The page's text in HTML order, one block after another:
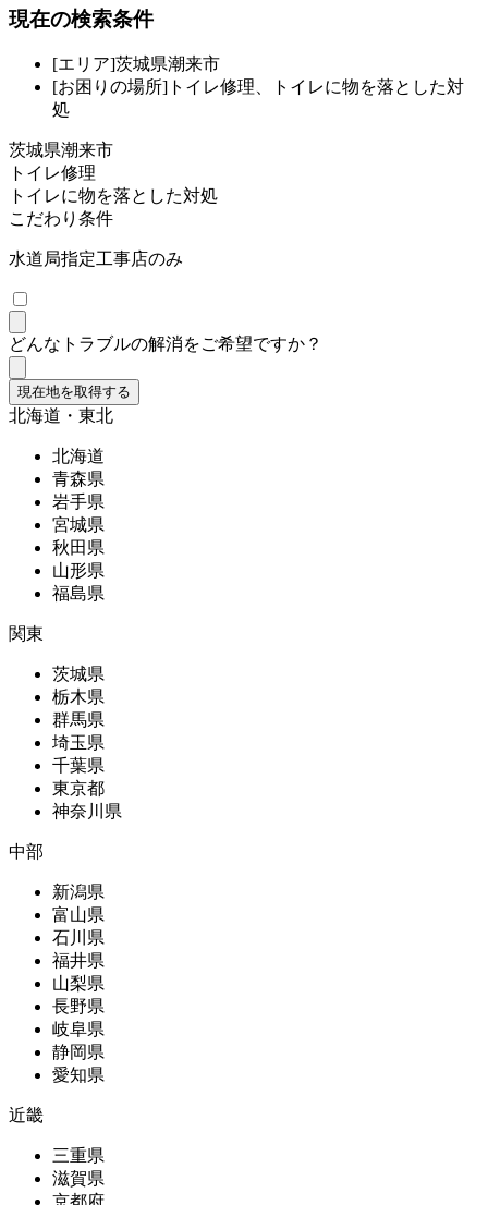
現在の検索条件
[エリア]茨城県潮来市
[お困りの場所]トイレ修理、トイレに物を落とした対
処
茨城県潮来市
トイレ修理
トイレに物を落とした対処
こだわり条件
水道局指定工事店のみ
どんなトラブルの解消をご希望ですか？
現在地を取得する
北海道・東北
北海道
青森県
岩手県
宮城県
秋田県
山形県
福島県
関東
茨城県
栃木県
群馬県
埼玉県
千葉県
東京都
神奈川県
中部
新潟県
富山県
石川県
福井県
山梨県
長野県
岐阜県
静岡県
愛知県
近畿
三重県
滋賀県